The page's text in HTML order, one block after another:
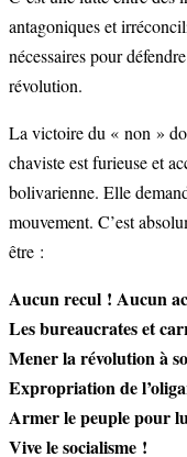
antagoniques et
nécessaires pour
révolution.
La victoire du « non »
chaviste est furieuse et
bolivarienne. Elle
mouvement. C’est
être :
Aucun recul ! Aucun
Les bureaucrates et
Mener la révolution à
Expropriation de
Armer le peuple pour
Vive le socialisme !